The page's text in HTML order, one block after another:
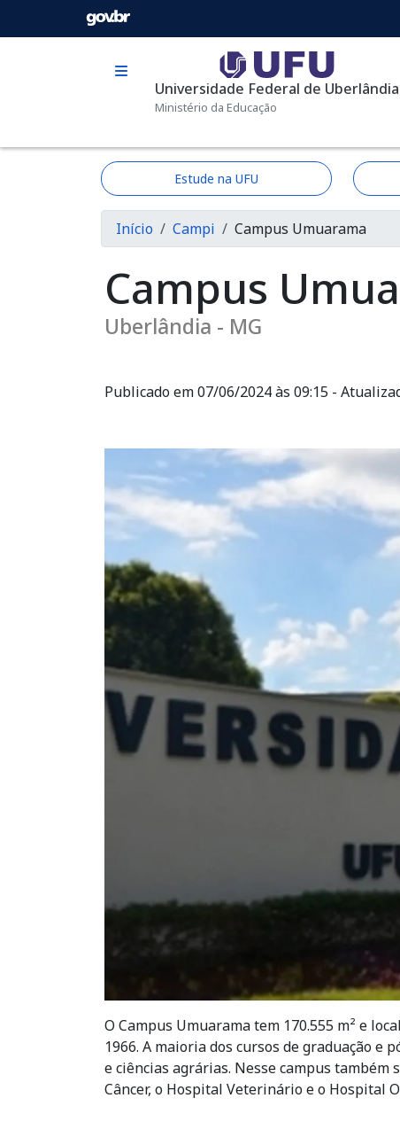
Pular para o conteúdo principal
Universidade Federal de Uberlândia
Ministério da Educação
Estude na UFU
Trilha de
Início Campi Campus Umuarama
Campus
Uberlândia - MG
Publicado em 07/06/2024 às 09:15 -
Imagem
O Campus Umuarama tem 170.555 m² e
1966. A maioria dos cursos de graduação e
e ciências agrárias. Nesse campus também
Câncer, o Hospital Veterinário e o Hospital